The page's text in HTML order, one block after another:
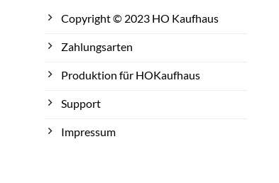
Copyright © 2023 HO Kaufhaus
Zahlungsarten
Produktion für HOKaufhaus
Support
Impressum